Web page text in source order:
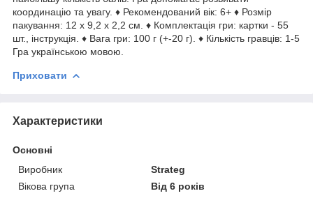
координацію та увагу. ♦ Рекомендований вік: 6+ ♦ Розмір
пакування: 12 х 9,2 х 2,2 см. ♦ Комплектація гри: картки - 55
шт., інструкція. ♦ Вага гри: 100 г (+-20 г). ♦ Кількість гравців: 1-5
Гра українською мовою.
Приховати
Характеристики
Основні
Виробник
Strateg
Вікова група
Від 6 років